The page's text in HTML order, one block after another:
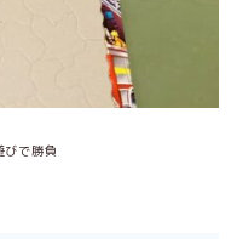
びで勝負